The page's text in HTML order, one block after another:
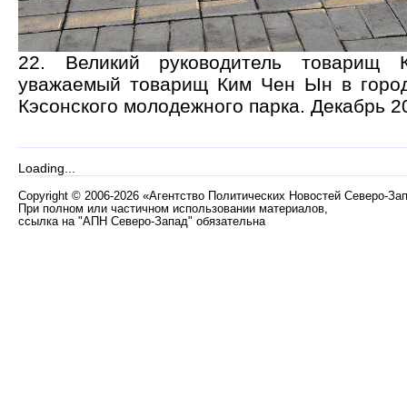
22. Великий руководитель
уважаемый товарищ Ким Чен Ын в
Кэсонского молодежного парка. Декабрь
Loading...
Copyright © 2006-2026 «Агентство Политических Новостей Северо-
При полном или частичном использовании материалов,
ссылка на "АПН Северо-Запад" обязательна